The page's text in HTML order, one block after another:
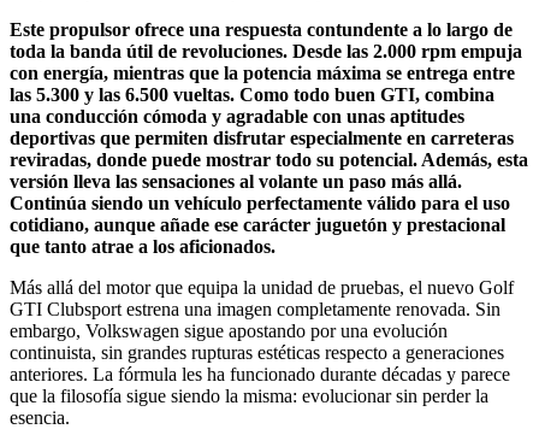
Este propulsor ofrece una respuesta contundente a lo largo de
toda la banda útil de revoluciones. Desde las 2.000 rpm empuja
con energía, mientras que la potencia máxima se entrega entre
las 5.300 y las 6.500 vueltas. Como todo buen GTI, combina
una conducción cómoda y agradable con unas aptitudes
deportivas que permiten disfrutar especialmente en carreteras
reviradas, donde puede mostrar todo su potencial. Además, esta
versión lleva las sensaciones al volante un paso más allá.
Continúa siendo un vehículo perfectamente válido para el uso
cotidiano, aunque añade ese carácter juguetón y prestacional
que tanto atrae a los aficionados.
Más allá del motor que equipa la unidad de pruebas, el nuevo Golf
GTI Clubsport estrena una imagen completamente renovada. Sin
embargo, Volkswagen sigue apostando por una evolución
continuista, sin grandes rupturas estéticas respecto a generaciones
anteriores. La fórmula les ha funcionado durante décadas y parece
que la filosofía sigue siendo la misma: evolucionar sin perder la
esencia.